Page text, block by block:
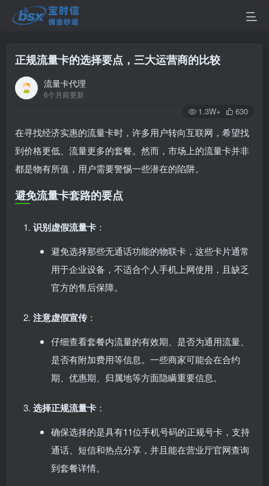
正规流量卡的选择要点，三大运营商的比较
流量卡代理
6个月前更新
1.3W+ 630
在寻找经济实惠的流量卡时，许多用户转向互联网，希望找
到价格更低、流量更多的套餐。然而，市场上的流量卡并非
都是物有所值，用户需要警惕一些潜在的陷阱。
避免流量卡套路的要点
识别虚假流量卡 ：
避免选择那些无通话功能的物联卡，这些卡片通常
用于企业设备，不适合个人手机上网使用，且缺乏
官方的售后保障。
注意虚假宣传：
仔细查看套餐内流量的有效期、是否为通用流量、
是否有附加费用等信息。一些商家可能会在合约
期、优惠期、归属地等方面隐瞒重要信息。
选择正规流量卡 ：
确保选择的是具有11位手机号码的正规号卡，支持
通话、短信和热点分享，并且能在营业厅官网查询
到套餐详情。